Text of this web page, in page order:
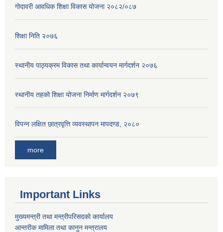
गोदावरी आवधिक शिक्षा विकास योजना २०८२/०८७
शिक्षा निति २०७६
स्थानीय पाठ्यक्रम विकास तथा कार्यान्वयन मार्गदर्शन २०७६
स्थानीय तहको शिक्षा योजना निर्माण मार्गदर्शन २०७९
विपन्न लक्षित छात्रवृत्ति व्यवस्थापन मापदण्ड, २०८०
more
Important Links
मुख्यमन्त्री तथा मन्त्रीपरिसदको कार्यालय
आन्तरीक मामिला तथा कानुन मन्त्रालय